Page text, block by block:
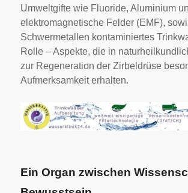
Umweltgifte wie Fluoride, Aluminium
elektromagnetische Felder (EMF),
Schwermetallen kontaminiertes
Rolle – Aspekte, die in
zur Regeneration der Zirbeldrüse
Aufmerksamkeit erhalten.
Ein Organ zwischen